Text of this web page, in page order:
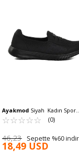
Ayakmod Siyah Kadın Spor
Ayakkabı 575 Z
☆☆☆☆☆
★★★★★ (0)
46,23 Sepette %60
18,49 USD